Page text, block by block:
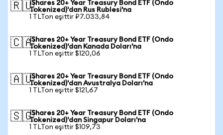
🇷🇺iShares 20+ Year Treasury Bond ETF (Ondo
Tokenized)'dan Rus Rublesi'na
1 TLTon eşittir ₽7.033,84
🇨🇦iShares 20+ Year Treasury Bond ETF (Ondo
Tokenized)'dan Kanada Doları'na
1 TLTon eşittir $120,06
🇦🇺iShares 20+ Year Treasury Bond ETF (Ondo
Tokenized)'dan Avustralya Doları'na
1 TLTon eşittir $121,67
🇸🇬iShares 20+ Year Treasury Bond ETF (Ondo
Tokenized)'dan Singapur Doları'na
1 TLTon eşittir $109,73